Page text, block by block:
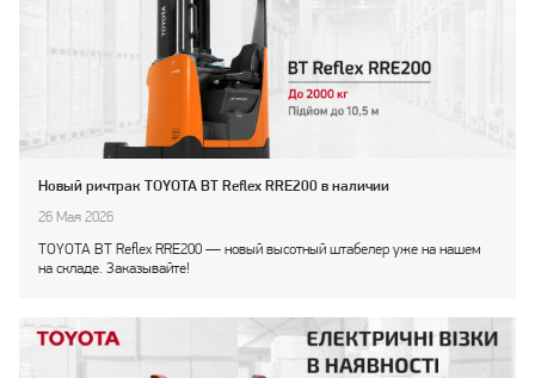
Новый ричтрак TOYOTA BT Reflex RRE200 в наличии
26 Мая 2026
TOYOTA BT Reflex RRE200 — новый высотный штабелер уже на нашем
на складе. Заказывайте!